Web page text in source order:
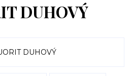
DUHOVÝ